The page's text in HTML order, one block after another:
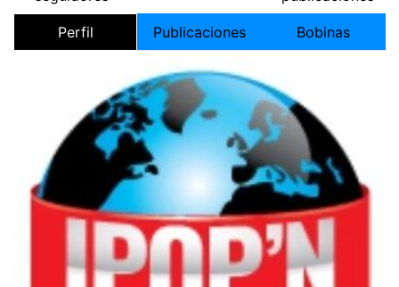
Perfil Publicaciones Bobinas